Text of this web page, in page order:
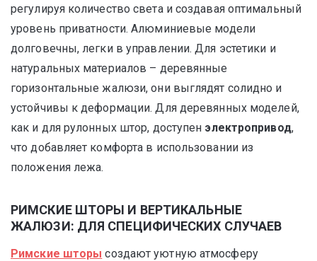
регулируя количество света и создавая оптимальный
уровень приватности. Алюминиевые модели
долговечны, легки в управлении. Для эстетики и
натуральных материалов – деревянные
горизонтальные жалюзи, они выглядят солидно и
устойчивы к деформации. Для деревянных моделей,
как и для рулонных штор, доступен электропривод,
что добавляет комфорта в использовании из
положения лежа.
РИМСКИЕ ШТОРЫ И ВЕРТИКАЛЬНЫЕ
ЖАЛЮЗИ: ДЛЯ СПЕЦИФИЧЕСКИХ СЛУЧАЕВ
Римские шторы создают уютную атмосферу